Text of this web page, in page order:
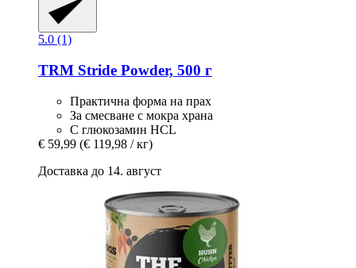
5.0 (1)
TRM Stride Powder, 500 г
Практична форма на прах
За смесване с мокра храна
С глюкозамин HCL
€ 59,99 (€ 119,98 / кг)
Доставка до 14. август